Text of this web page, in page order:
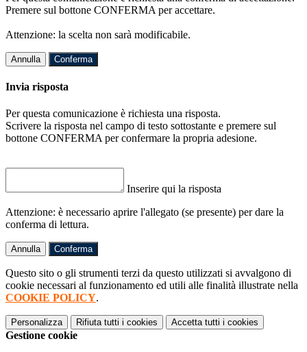
Premere sul bottone CONFERMA per accettare.
Attenzione: la scelta non sarà modificabile.
Annulla Conferma
Invia risposta
Per questa comunicazione è richiesta una risposta.
Scrivere la risposta nel campo di testo sottostante e premere sul
bottone CONFERMA per confermare la propria adesione.
Inserire qui la risposta
Attenzione: è necessario aprire l'allegato (se presente) per dare la
conferma di lettura.
Annulla Conferma
Questo sito o gli strumenti terzi da questo utilizzati si avvalgono di
cookie necessari al funzionamento ed utili alle finalità illustrate nella
COOKIE POLICY.
Personalizza Rifiuta tutti i cookies Accetta tutti i cookies
Gestione cookie